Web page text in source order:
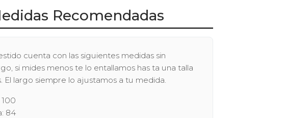
Recomendadas
cuenta con las siguientes medidas sin
si mides menos te lo entallamos has ta una talla
El largo siempre lo ajustamos a tu medida.
84